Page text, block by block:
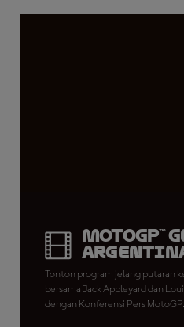
MotoGP™
Tonton program jelang putaran
bersama Jack Appleyard dan
dengan Konferensi Pers MotoGP.